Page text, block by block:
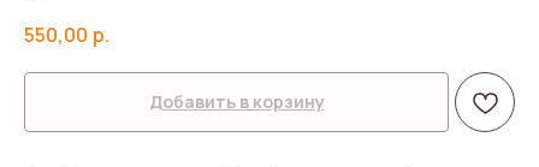
550,00 р.
Добавить в корзину